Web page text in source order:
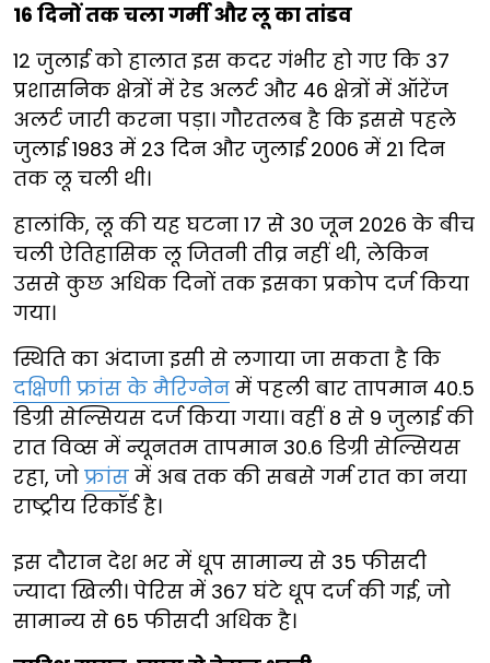
16 दिनों तक चला गर्मी और लू का तांडव
12 जुलाई को हालात इस कदर गंभीर हो गए कि 37
प्रशासनिक क्षेत्रों में रेड अलर्ट और 46 क्षेत्रों में ऑरेंज
अलर्ट जारी करना पड़ा। गौरतलब है कि इससे पहले
जुलाई 1983 में 23 दिन और जुलाई 2006 में 21 दिन
तक लू चली थी।
हालांकि, लू की यह घटना 17 से 30 जून 2026 के बीच
चली ऐतिहासिक लू जितनी तीव्र नहीं थी, लेकिन
उससे कुछ अधिक दिनों तक इसका प्रकोप दर्ज किया
गया।
स्थिति का अंदाजा इसी से लगाया जा सकता है कि
दक्षिणी फ्रांस के मैरिग्नेन में पहली बार तापमान 40.5
डिग्री सेल्सियस दर्ज किया गया। वहीं 8 से 9 जुलाई की
रात विव्स में न्यूनतम तापमान 30.6 डिग्री सेल्सियस
रहा, जो फ्रांस में अब तक की सबसे गर्म रात का नया
राष्ट्रीय रिकॉर्ड है।
इस दौरान देश भर में धूप सामान्य से 35 फीसदी
ज्यादा खिली। पेरिस में 367 घंटे धूप दर्ज की गई, जो
सामान्य से 65 फीसदी अधिक है।